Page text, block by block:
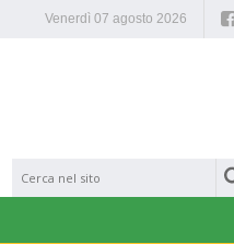
Venerdì 07 agosto 2026